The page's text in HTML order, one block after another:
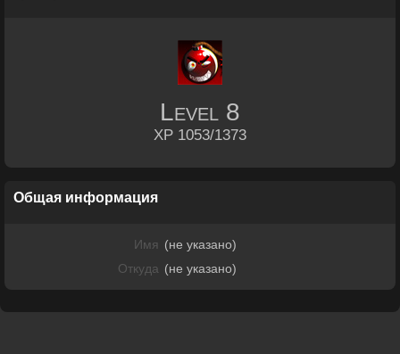
Level 8
XP 1053/1373
Общая информация
Имя (не указано)
Откуда (не указано)